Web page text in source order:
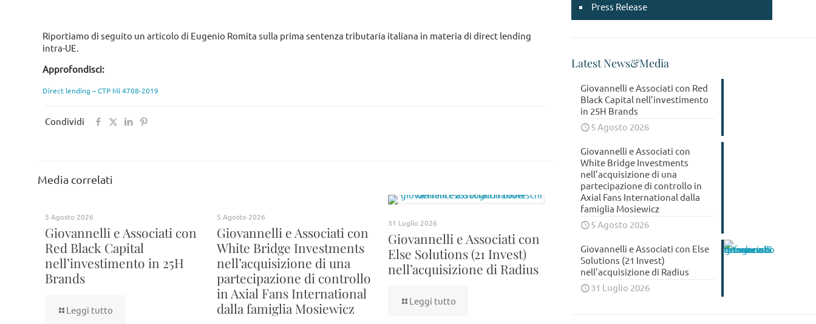
Riportiamo di seguito un articolo di Eugenio Romita sulla prima sentenza tributaria italiana in materia di direct lending
intra-UE.
Approfondisci:
Direct lending – CTP Mi 4708-2019
Condividi
Media correlati
5 Agosto 2026
Giovannelli e Associati con
Red Black Capital
nell’investimento in 25H
Brands
Leggi tutto
5 Agosto 2026
Giovannelli e Associati con
White Bridge Investments
nell’acquisizione di una
partecipazione di controllo
in Axial Fans International
dalla famiglia Mosiewicz
31 Luglio 2026
Giovannelli e Associati con
Else Solutions (21 Invest)
nell’acquisizione di Radius
Leggi tutto
Press Release
Latest News&Media
Giovannelli e Associati con Red
Black Capital nell’investimento
in 25H Brands
5 Agosto 2026
Giovannelli e Associati con
White Bridge Investments
nell’acquisizione di una
partecipazione di controllo in
Axial Fans International dalla
famiglia Mosiewicz
5 Agosto 2026
Giovannelli e Associati con Else
Solutions (21 Invest)
nell’acquisizione di Radius
31 Luglio 2026